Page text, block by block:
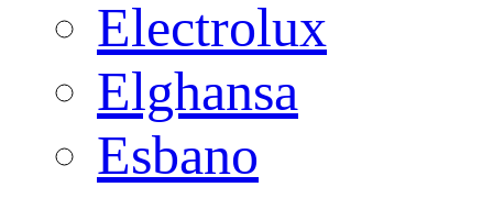
Electrolux
Elghansa
Esbano